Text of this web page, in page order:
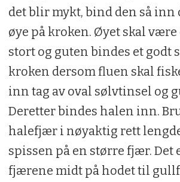
det blir mykt, bind den så inn
øye på kroken. Øyet skal være
stort og guten bindes et godt
kroken dersom fluen skal
inn tag av oval sølvtinsel og
Deretter bindes halen inn.
halefjær i nøyaktig rett
spissen på en større fjær. Det
fjærene midt på hodet til